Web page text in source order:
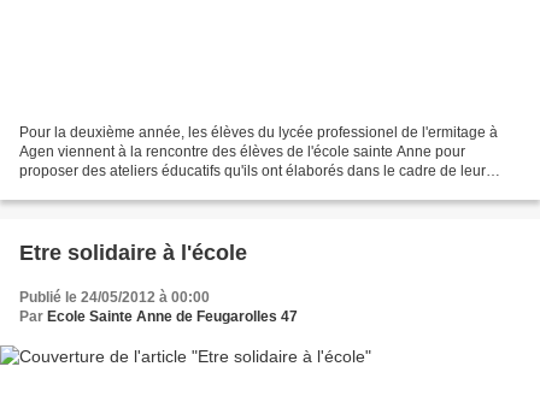
Pour la deuxième année, les élèves du lycée professionel de l'ermitage à
Agen viennent à la rencontre des élèves de l'école sainte Anne pour
proposer des ateliers éducatifs qu'ils ont élaborés dans le cadre de leur
Etre solidaire à l'école
Publié le 24/05/2012 à 00:00
Par Ecole Sainte Anne de Feugarolles 47